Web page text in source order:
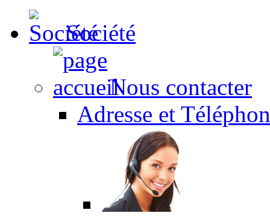
Société
Nous contacter
Adresse et